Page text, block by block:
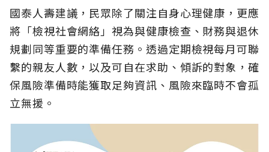
國泰人壽建議，民眾除了關注自身心理健康，更應
將「檢視社會網絡」視為與健康檢查、財務與退休
規劃同等重要的準備任務。透過定期檢視每月可聯
繫的親友人數，以及可自在求助、傾訴的對象，確
保風險準備時能獲取足夠資訊、風險來臨時不會孤
立無援。